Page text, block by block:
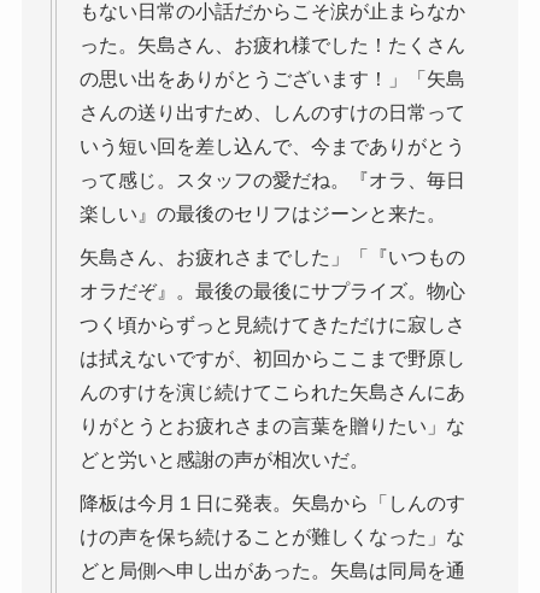
もない日常の小話だからこそ涙が止まらなか
った。矢島さん、お疲れ様でした！たくさん
の思い出をありがとうございます！」「矢島
さんの送り出すため、しんのすけの日常って
いう短い回を差し込んで、今までありがとう
って感じ。スタッフの愛だね。『オラ、毎日
楽しい』の最後のセリフはジーンと来た。
矢島さん、お疲れさまでした」「『いつもの
オラだぞ』。最後の最後にサプライズ。物心
つく頃からずっと見続けてきただけに寂しさ
は拭えないですが、初回からここまで野原し
んのすけを演じ続けてこられた矢島さんにあ
りがとうとお疲れさまの言葉を贈りたい」な
どと労いと感謝の声が相次いだ。
降板は今月１日に発表。矢島から「しんのす
けの声を保ち続けることが難しくなった」な
どと局側へ申し出があった。矢島は同局を通